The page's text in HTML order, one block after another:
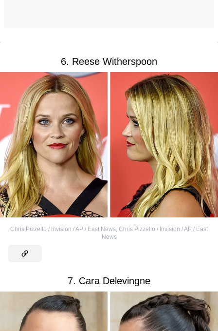
6. Reese Witherspoon
Chris Pizzello / Invision / AP / East News Chris Pizzello / Invision / AP / East
News
7. Cara Delevingne